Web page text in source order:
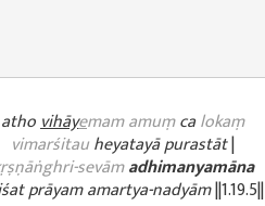
athovihāyemam amuṃcalokaṃ
vimarśitauheyatayā purastāt|
sevām adhimanyamāna
prāyam amartya-nadyām||1.19.5||